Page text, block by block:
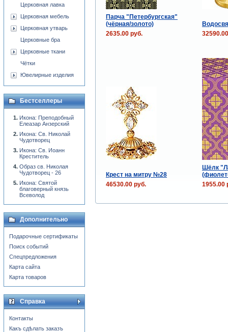
Парча "Петербургская"
(чёрная/золото)
2635.00 руб.
Крест на митру №28
Шёлк
46530.00 руб.
1955.00
Церковная лавка
Церковная мебель
Церковная утварь
Церковные бра
Церковные ткани
Чётки
Ювелирные изделия
Бестселлеры
Икона: Преподобный
Елеазар Анзерский
Икона: Св. Николай
Чудотворец
Икона: Св. Иоанн
Креститель
Образ св. Николая
Чудотворец - 26
Икона: Святой
благоверный князь
Всеволод
Дополнительно
Подарочные сертификаты
Поиск событий
Спецпредложения
Карта сайта
Карта товаров
Справка
Контакты
Какъ сдѣлать заказъ